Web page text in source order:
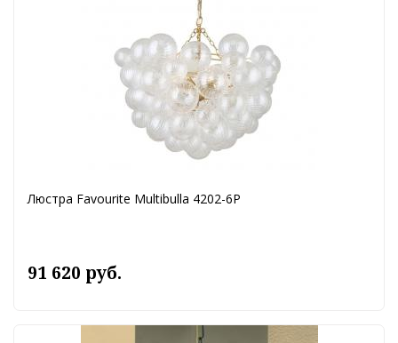
Люстра Favourite Multibulla 4202-6P
91 620 руб.